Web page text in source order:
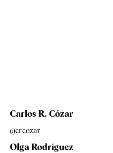
Carlos R. Cózar
@crcozar
Olga Rodríguez